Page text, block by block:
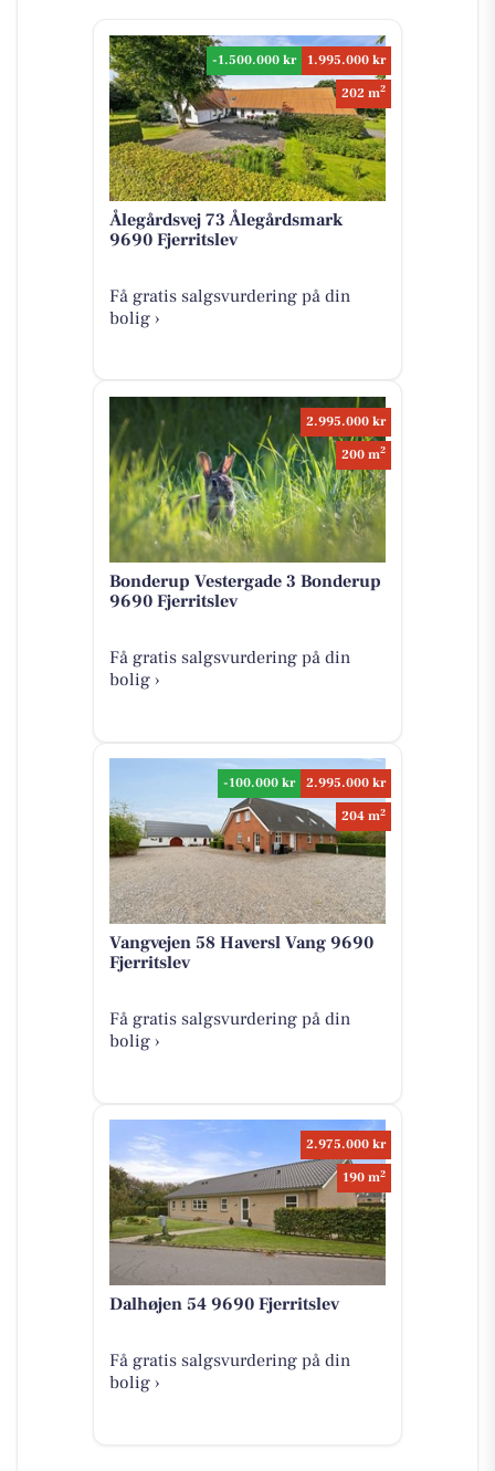
-1.500.000 kr
1.995.000 kr
202 m2
Ålegårdsvej 73 Ålegårdsmark
9690 Fjerritslev
Få gratis salgsvurdering på din
bolig ›
2.995.000 kr
200 m2
Bonderup Vestergade 3 Bonderup
9690 Fjerritslev
Få gratis salgsvurdering på din
bolig ›
-100.000 kr
2.995.000 kr
204 m2
Vangvejen 58 Haversl Vang 9690
Fjerritslev
Få gratis salgsvurdering på din
bolig ›
2.975.000 kr
190 m2
Dalhøjen 54 9690 Fjerritslev
Få gratis salgsvurdering på din
bolig ›